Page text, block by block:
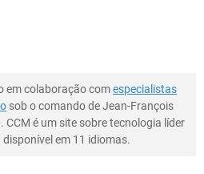
em colaboração comespecialistas
sob o comando de Jean-François
CCM é um site sobre tecnologia líder
em 11 idiomas.